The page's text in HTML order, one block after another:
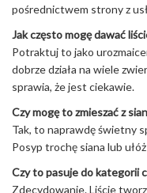
pośrednictwem strony z
Jak często mogę dawać
Potraktuj to jako
dobrze działa na wiele
sprawia, że jest ciekawie.
Czy mogę to zmieszać z
Tak, to naprawdę świetny
Posyp trochę siana lub
Czy to pasuje do kategorii
Zdecydowanie. Liście